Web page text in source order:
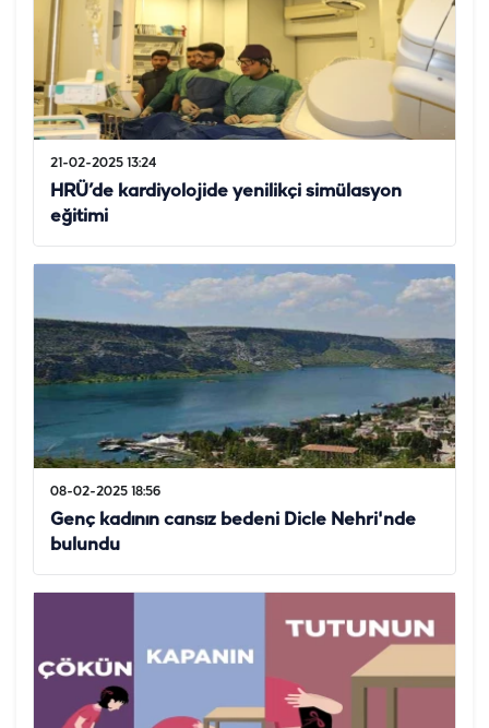
21-02-2025 13:24
HRÜ’de kardiyolojide yenilikçi simülasyon
eğitimi
08-02-2025 18:56
Genç kadının cansız bedeni Dicle Nehri'nde
bulundu